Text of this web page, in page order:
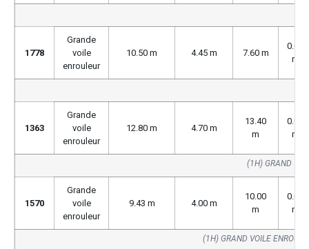
1778
Grande
voile
enrouleur
10.50 m 4.45 m 7.60 m
0.00
m
1363
Grande
voile
enrouleur
12.80 m 4.70 m
13.40
m
0.00
m
(1H) GRAND
1570
Grande
voile
enrouleur
9.43 m 4.00 m
10.00
m
0.00
m
(1H) GRAND VOILE